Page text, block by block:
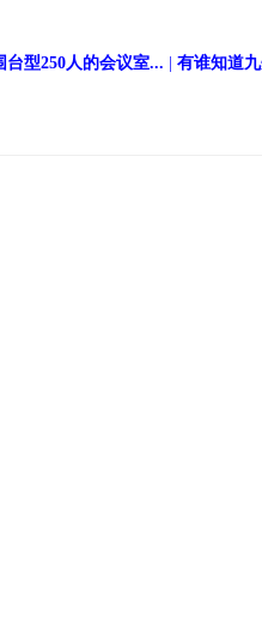
型250人的会议室... 有谁知道